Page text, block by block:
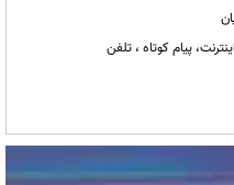
پیام کوتاه ، تلفن